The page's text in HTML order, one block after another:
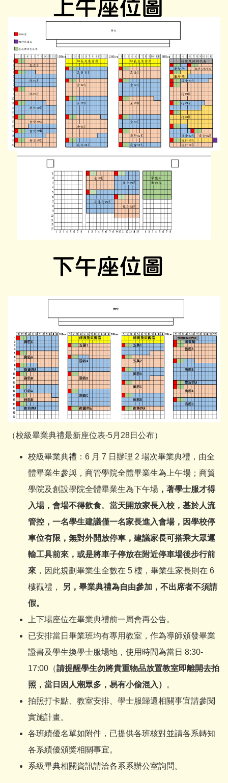
（校級畢業典禮最新座位表-5月28日公布）
校級畢業典禮：6 月 7 日辦理 2 場次畢業典禮，由全
體畢業生參與，商管學院全體畢業生為上午場；商貿
學院及創設學院全體畢業生為下午場 ，著學士服才得
入場，會場不得飲食。 當天開放家長入校，基於人流
管控，一名學生建議僅一名家長進入會場，因學校停
車位有限，無對外開放停車，建議家長可搭乘大眾運
輸工具前來，或是將車子停放在附近停車場後步行前
來 ，因此規劃畢業生全數在 5 樓，畢業生家長則在 6
樓觀禮，
另，畢業典禮為自由參加，不出席者不須請
假。
上下場座位在畢業典禮前一周會再公告。
已安排當日畢業班均有專用教室，作為導師頒發畢業
證書及學生換學士服場地，使用時間為當日 8:30-
17:00（請提醒學生勿將貴重物品放置教室即離開去拍
照，當日因人潮眾多，易有小偷混入）
。
拍照打卡點、教室安排、學士服歸還相關事宜請參閱
實施計畫。
各班績優名單如附件，已提供各班核對並請各系轉知
各系績優頒獎相關事宜。
系級畢典相關資訊請洽各系系辦公室詢問。